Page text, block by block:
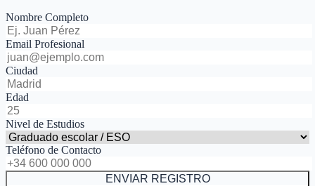
Nombre Completo
Email Profesional
Ciudad
Edad
Nivel de Estudios
Teléfono de Contacto
ENVIAR REGISTRO